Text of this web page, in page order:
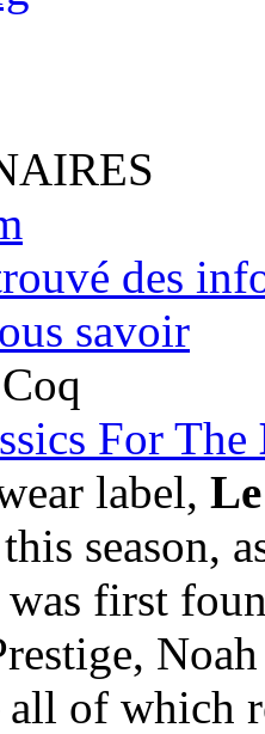
des
savoir
For The
label,
season,
first
of which